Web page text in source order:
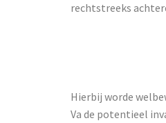
rechtstreeks
Hierbij worde
Va de potentieel